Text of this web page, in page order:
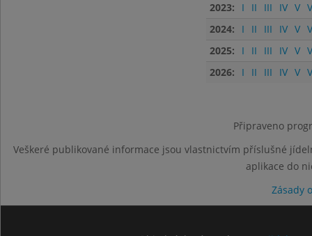
2023:
I II III IV V
2024:
I II III IV V
2025:
I II III IV V
2026:
I II III IV V
Připraveno
Veškeré publikované informace jsou vlastnictvím příslušné
aplikace do
Zásady